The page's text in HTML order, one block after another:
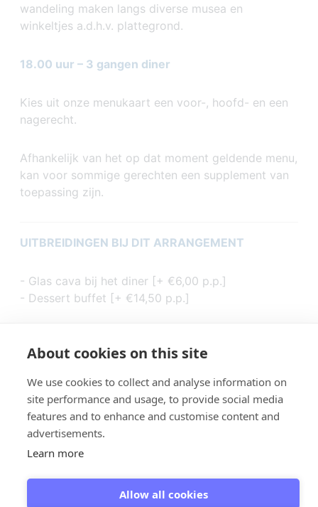
wandeling maken langs diverse musea en
winkeltjes a.d.h.v. plattegrond.
18.00 uur – 3 gangen diner
Kies uit onze menukaart een voor-, hoofd- en een
nagerecht.
Afhankelijk van het op dat moment geldende menu,
kan voor sommige gerechten een supplement van
toepassing zijn.
UITBREIDINGEN BIJ DIT ARRANGEMENT
- Glas cava bij het diner [+ €6,00 p.p.]
- Dessert buffet [+ €14,50 p.p.]
Giethoorn - Giethoorn Campaign
About cookies on this site
We use cookies to collect and analyse information on
site performance and usage, to provide social media
features and to enhance and customise content and
advertisements.
Learn more
Allow all cookies